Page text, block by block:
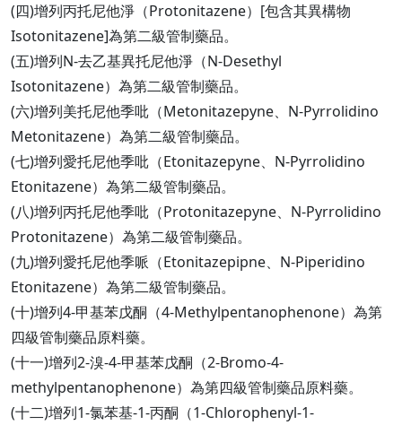
(四)增列丙托尼他淨（Protonitazene）[包含其異構物
Isotonitazene]為第二級管制藥品。
(五)增列N-去乙基異托尼他淨（N-Desethyl
Isotonitazene）為第二級管制藥品。
(六)增列美托尼他季吡（Metonitazepyne、N-Pyrrolidino
Metonitazene）為第二級管制藥品。
(七)增列愛托尼他季吡（Etonitazepyne、N-Pyrrolidino
Etonitazene）為第二級管制藥品。
(八)增列丙托尼他季吡（Protonitazepyne、N-Pyrrolidino
Protonitazene）為第二級管制藥品。
(九)增列愛托尼他季哌（Etonitazepipne、N-Piperidino
Etonitazene）為第二級管制藥品。
(十)增列4-甲基苯戊酮（4-Methylpentanophenone）為第
四級管制藥品原料藥。
(十一)增列2-溴-4-甲基苯戊酮（2-Bromo-4-
methylpentanophenone）為第四級管制藥品原料藥。
(十二)增列1-氯苯基-1-丙酮（1-Chlorophenyl-1-